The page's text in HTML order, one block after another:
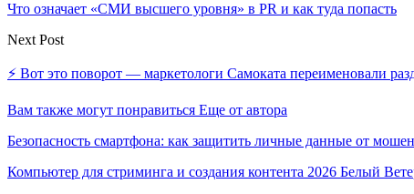
Что означает «СМИ высшего уровня» в PR и как туда попасть
Next Post
⚡️ Вот это поворот — маркетологи Самоката переименовали
Вам также могут понравиться Еще от автора
Безопасность смартфона: как защитить личные данные от
Компьютер для стриминга и создания контента 2026 Белый